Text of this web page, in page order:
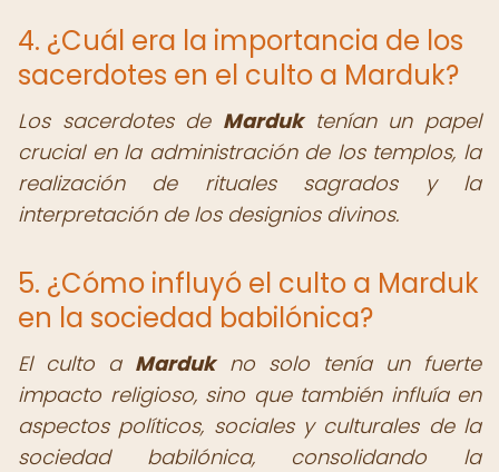
4. ¿Cuál era la importancia de los
sacerdotes en el culto a Marduk?
Los sacerdotes de Marduktenían un papel
crucial en la administración de los templos, la
realización de rituales sagrados y la
interpretación de los designios divinos.
5. ¿Cómo influyó el culto a Marduk
en la sociedad babilónica?
El culto a Mardukno solo tenía un fuerte
impacto religioso, sino que también influía en
aspectos políticos, sociales y culturales de la
sociedad babilónica, consolidando la